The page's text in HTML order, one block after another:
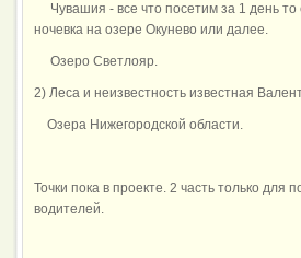
Чувашия - все что посетим за 1 день то
ночевка на озере Окунево или далее.
Озеро Светлояр.
2) Леса и неизвестность известная
Озера Нижегородской области.
Точки пока в проекте. 2 часть только для
водителей.